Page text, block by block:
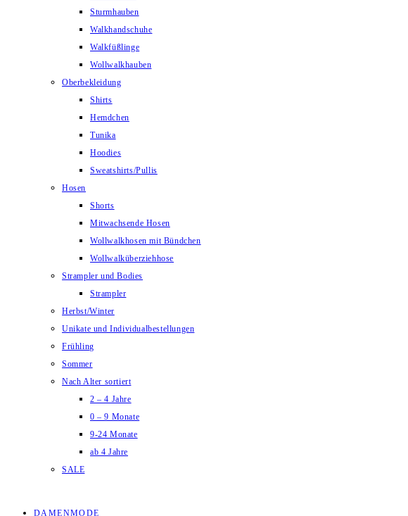
Sturmhauben
Walkhandschuhe
Walkfüßlinge
Wollwalkhauben
Oberbekleidung
Shirts
Hemdchen
Tunika
Hoodies
Sweatshirts/Pullis
Hosen
Shorts
Mitwachsende Hosen
Wollwalkhosen mit Bündchen
Wollwalküberziehhose
Strampler und Bodies
Strampler
Herbst/Winter
Unikate und Individualbestellungen
Frühling
Sommer
Nach Alter sortiert
2 – 4 Jahre
0 – 9 Monate
9-24 Monate
ab 4 Jahre
SALE
DAMENMODE